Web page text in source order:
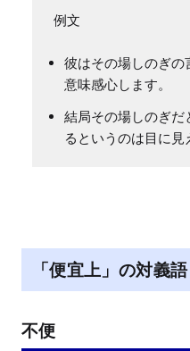
彼はその場しのぎの
意味感心します。
結局その場しのぎだ
るというのは目に見
「便宜上」の対義語
不便